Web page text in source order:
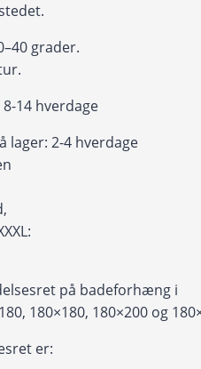
grader.
14 hverdage
lager: 2-4 hverdage
på badeforhæng i
180×180, 180×200 og
er: